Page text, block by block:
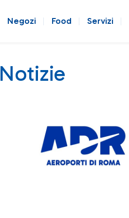
Negozi Food Servizi
Notizie